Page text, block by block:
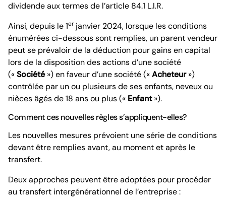
dividende aux termes de l’article 84.1 L.I.R.
Ainsi, depuis le 1erjanvier 2024, lorsque les conditions
énumérées ci-dessous sont remplies, un parent vendeur
peut se prévaloir de la déduction pour gains en capital
lors de la disposition des actions d’une société
(«Société») en faveur d’une société («Acheteur»)
contrôlée par un ou plusieurs de ses enfants, neveux ou
nièces âgés de 18 ans ou plus (« Enfant»).
Comment ces nouvelles règles s’appliquent-elles?
Les nouvelles mesures prévoient une série de conditions
devant être remplies avant, au moment et après le
transfert.
Deux approches peuvent être adoptées pour procéder
au transfert intergénérationnel de l’entreprise :